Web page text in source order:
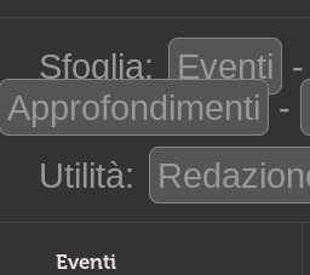
Sfoglia: Eventi -
Approfondimenti -
Utilità:
Eventi